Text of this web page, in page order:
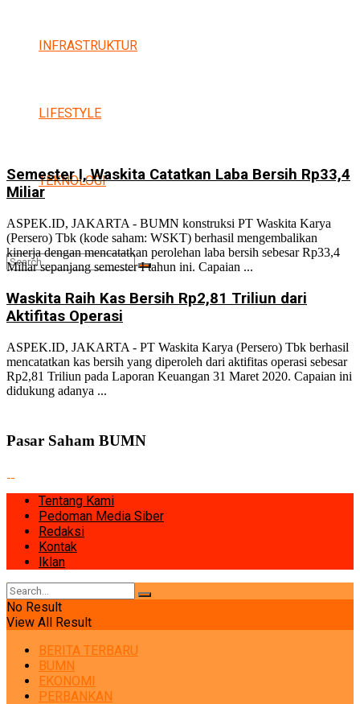
INFRASTRUKTUR
LIFESTYLE
TEKNOLOGI
View All Result
Semester I, Waskita Catatkan Laba Bersih Rp33,4
Miliar
ASPEK.ID, JAKARTA - BUMN konstruksi PT Waskita Karya
(Persero) Tbk (kode saham: WSKT) berhasil mengembalikan
kinerja dengan mencatatkan perolehan laba bersih sebesar Rp33,4
Miliar sepanjang semester I tahun ini. Capaian ...
Waskita Raih Kas Bersih Rp2,81 Triliun dari
Aktifitas Operasi
ASPEK.ID, JAKARTA - PT Waskita Karya (Persero) Tbk berhasil
mencatatkan kas bersih yang diperoleh dari aktifitas operasi sebesar
Rp2,81 Triliun pada Laporan Keuangan 31 Maret 2020. Capaian ini
didukung adanya ...
Pasar Saham BUMN
Tentang Kami
Pedoman Media Siber
Redaksi
Kontak
Iklan
No Result
View All Result
BERITA TERBARU
BUMN
EKONOMI
PERBANKAN